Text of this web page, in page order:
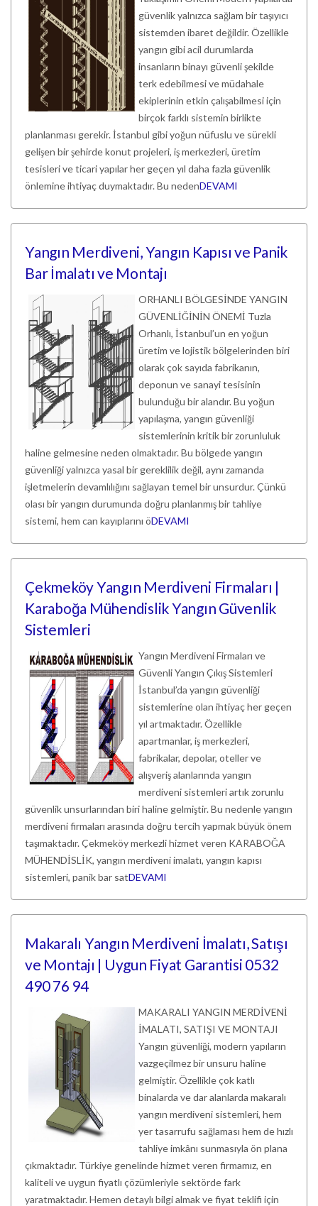
güvenlik yalnızca sağlam bir taşıyıcı
sistemden ibaret değildir. Özellikle
yangın gibi acil durumlarda
insanların binayı güvenli şekilde
terk edebilmesi ve müdahale
ekiplerinin etkin çalışabilmesi için
birçok farklı sistemin birlikte
planlanması gerekir. İstanbul gibi yoğun nüfuslu ve sürekli
gelişen bir şehirde konut projeleri, iş merkezleri, üretim
tesisleri ve ticari yapılar her geçen yıl daha fazla güvenlik
önlemine ihtiyaç duymaktadır. Bu nedenDEVAMI
Yangın Merdiveni, Yangın Kapısı ve Panik
Bar İmalatı ve Montajı
ORHANLI BÖLGESİNDE YANGIN
GÜVENLİĞİNİN ÖNEMİ Tuzla
Orhanlı, İstanbul’un en yoğun
üretim ve lojistik bölgelerinden biri
olarak çok sayıda fabrikanın,
deponun ve sanayi tesisinin
bulunduğu bir alandır. Bu yoğun
yapılaşma, yangın güvenliği
sistemlerinin kritik bir zorunluluk
haline gelmesine neden olmaktadır. Bu bölgede yangın
güvenliği yalnızca yasal bir gereklilik değil, aynı zamanda
işletmelerin devamlılığını sağlayan temel bir unsurdur. Çünkü
olası bir yangın durumunda doğru planlanmış bir tahliye
sistemi, hem can kayıplarını öDEVAMI
Çekmeköy Yangın Merdiveni Firmaları |
Karaboğa Mühendislik Yangın Güvenlik
Sistemleri
Yangın Merdiveni Firmaları ve
Güvenli Yangın Çıkış Sistemleri
İstanbul’da yangın güvenliği
sistemlerine olan ihtiyaç her geçen
yıl artmaktadır. Özellikle
apartmanlar, iş merkezleri,
fabrikalar, depolar, oteller ve
alışveriş alanlarında yangın
merdiveni sistemleri artık zorunlu
güvenlik unsurlarından biri haline gelmiştir. Bu nedenle yangın
merdiveni firmaları arasında doğru tercih yapmak büyük önem
taşımaktadır. Çekmeköy merkezli hizmet veren KARABOĞA
MÜHENDİSLİK, yangın merdiveni imalatı, yangın kapısı
sistemleri, panik bar satDEVAMI
Makaralı Yangın Merdiveni İmalatı, Satışı
ve Montajı | Uygun Fiyat Garantisi 0532
490 76 94
MAKARALI YANGIN MERDİVENİ
İMALATI, SATIŞI VE MONTAJI
Yangın güvenliği, modern yapıların
vazgeçilmez bir unsuru haline
gelmiştir. Özellikle çok katlı
binalarda ve dar alanlarda makaralı
yangın merdiveni sistemleri, hem
yer tasarrufu sağlaması hem de hızlı
tahliye imkânı sunmasıyla ön plana
çıkmaktadır. Türkiye genelinde hizmet veren firmamız, en
kaliteli ve uygun fiyatlı çözümleriyle sektörde fark
yaratmaktadır. Hemen detaylı bilgi almak ve fiyat teklifi için